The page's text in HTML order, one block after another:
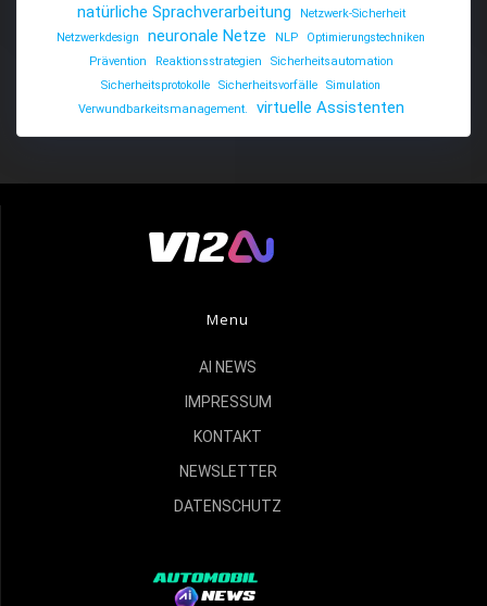
natürliche Sprachverarbeitung
Netzwerk-Sicherheit
Netzwerkdesign
neuronale Netze NLP
Optimierungstechniken
Prävention
Reaktionsstrategien
Sicherheitsautomation
Sicherheitsprotokolle
Sicherheitsvorfälle
Simulation
Verwundbarkeitsmanagement.
virtuelle Assistenten
Menu
AI NEWS
IMPRESSUM
KONTAKT
NEWSLETTER
DATENSCHUTZ